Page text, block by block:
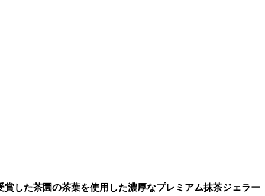
した茶園の茶葉を使用した濃厚なプレミアム抹茶ジェラー